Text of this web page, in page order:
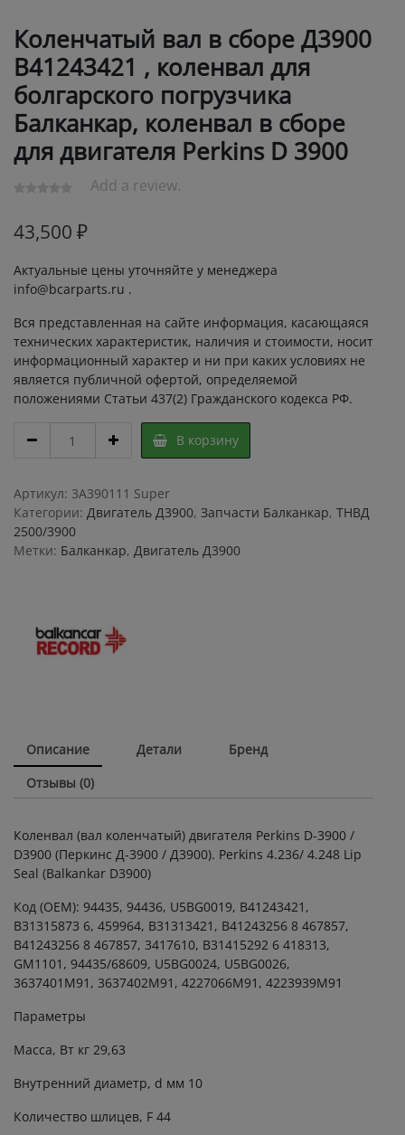
Коленчатый вал в сборе Д3900
B41243421 , коленвал для
болгарского погрузчика
Балканкар, коленвал в сборе
для двигателя Perkins D 3900
Add a review.
43,500 ₽
Актуальные цены уточняйте у менеджера
info@bcarparts.ru .
Вся представленная на сайте информация, касающаяся
технических характеристик, наличия и стоимости, носит
информационный характер и ни при каких условиях не
является публичной офертой, определяемой
положениями Статьи 437(2) Гражданского кодекса РФ.
Коленчатый
сборе
Д3900
B41243421
,
Балканкар,
коленвал
Perkins
D
3900
В корзину
Артикул: 3A390111 Super
Категории: Двигатель Д3900, Запчасти Балканкар, ТНВД
2500/3900
Метки: Балканкар, Двигатель Д3900
Описание Детали
Бренд
Отзывы (0)
Коленвал (вал коленчатый) двигателя Perkins D-3900 /
D3900 (Перкинс Д-3900 / Д3900). Perkins 4.236/ 4.248 Lip
Seal (Balkankar D3900)
Код (OEM): 94435, 94436, U5BG0019, B41243421,
В31315873 6, 459964, В31313421, В41243256 8 467857,
В41243256 8 467857, 3417610, В31415292 6 418313,
GM1101, 94435/68609, U5BG0024, U5BG0026,
3637401M91, 3637402M91, 4227066M91, 4223939M91
Параметры
Масса, Вт кг 29,63
Внутренний диаметр, d мм 10
Количество шлицев, F 44